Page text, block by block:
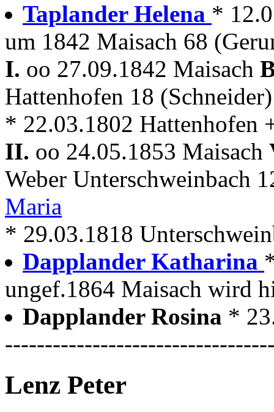
Taplander Helena *
um 1842 Maisach 68
I. oo 27.09.1842 Maisach
Hattenhofen 18
* 22.03.1802 Hattenhofen
II. oo 24.05.1853 Maisach
Weber Unterschweinbach
Maria
* 29.03.1818
Dapplander Katharina
ungef.1864 Maisach wird
Dapplander Rosina *
Lenz Peter